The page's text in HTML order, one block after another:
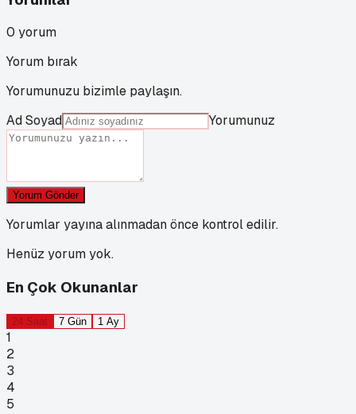
0 yorum
Yorum bırak
Yorumunuzu bizimle paylaşın.
Ad Soyad
Yorumunuz
Yorum Gönder
Yorumlar yayına alınmadan önce kontrol edilir.
Henüz yorum yok.
En Çok Okunanlar
24 Saat 7 Gün 1 Ay
1
2
3
4
5